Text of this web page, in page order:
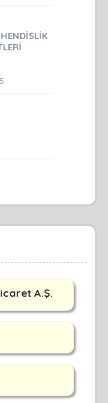
A.Ş.